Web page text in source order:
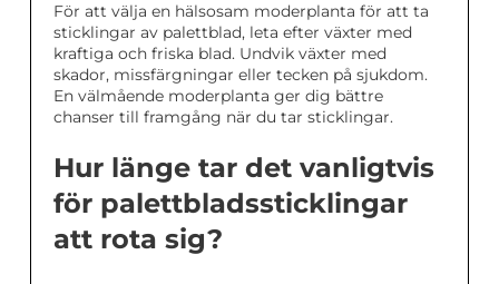
För att välja en hälsosam moderplanta för att ta
sticklingar av palettblad, leta efter växter med
kraftiga och friska blad. Undvik växter med
skador, missfärgningar eller tecken på sjukdom.
En välmående moderplanta ger dig bättre
chanser till framgång när du tar sticklingar.
Hur länge tar det vanligtvis
för palettbladssticklingar
att rota sig?